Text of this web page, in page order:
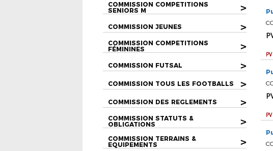
COMMISSION COMPETITIONS
SENIORS M
>
COMMISSION JEUNES >
COMMISSION COMPETITIONS
FÉMININES
>
COMMISSION FUTSAL >
COMMISSION TOUS LES FOOTBALLS >
COMMISSION DES REGLEMENTS >
COMMISSION STATUTS &
OBLIGATIONS
>
COMMISSION TERRAINS &
EQUIPEMENTS
>